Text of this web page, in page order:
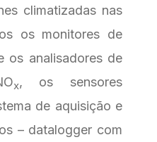
climatizadas nas
os monitores de
os analisadores de
x, os sensores
de aquisição e
– datalogger com